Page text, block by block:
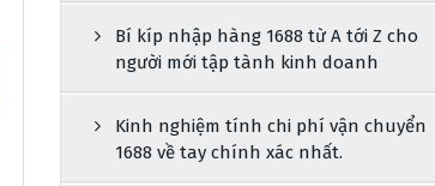
Bí kíp nhập hàng 1688 từ A tới Z cho
người mới tập tành kinh doanh
Kinh nghiệm tính chi phí vận chuyển
1688 về tay chính xác nhất.